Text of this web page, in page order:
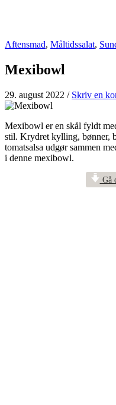
Aftensmad, Måltidssalat,
Mexibowl
29. august 2022 / Skriv en
Mexibowl er en skål fyldt
stil. Krydret kylling, bønner,
tomatsalsa udgør sammen
i denne mexibowl.
Gå